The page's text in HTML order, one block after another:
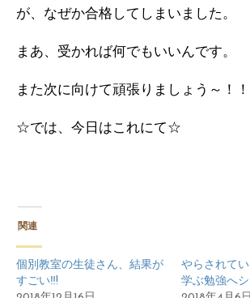
が、なぜか合格してしまいました。
まあ、受かれば何でもいいんです。
また次に向けて頑張りましょう～！！
☆では、今日はこれにて☆
関連
個別教室の生徒さん、結果が
すごい‼!
やらされて
学ぶ勉強へ